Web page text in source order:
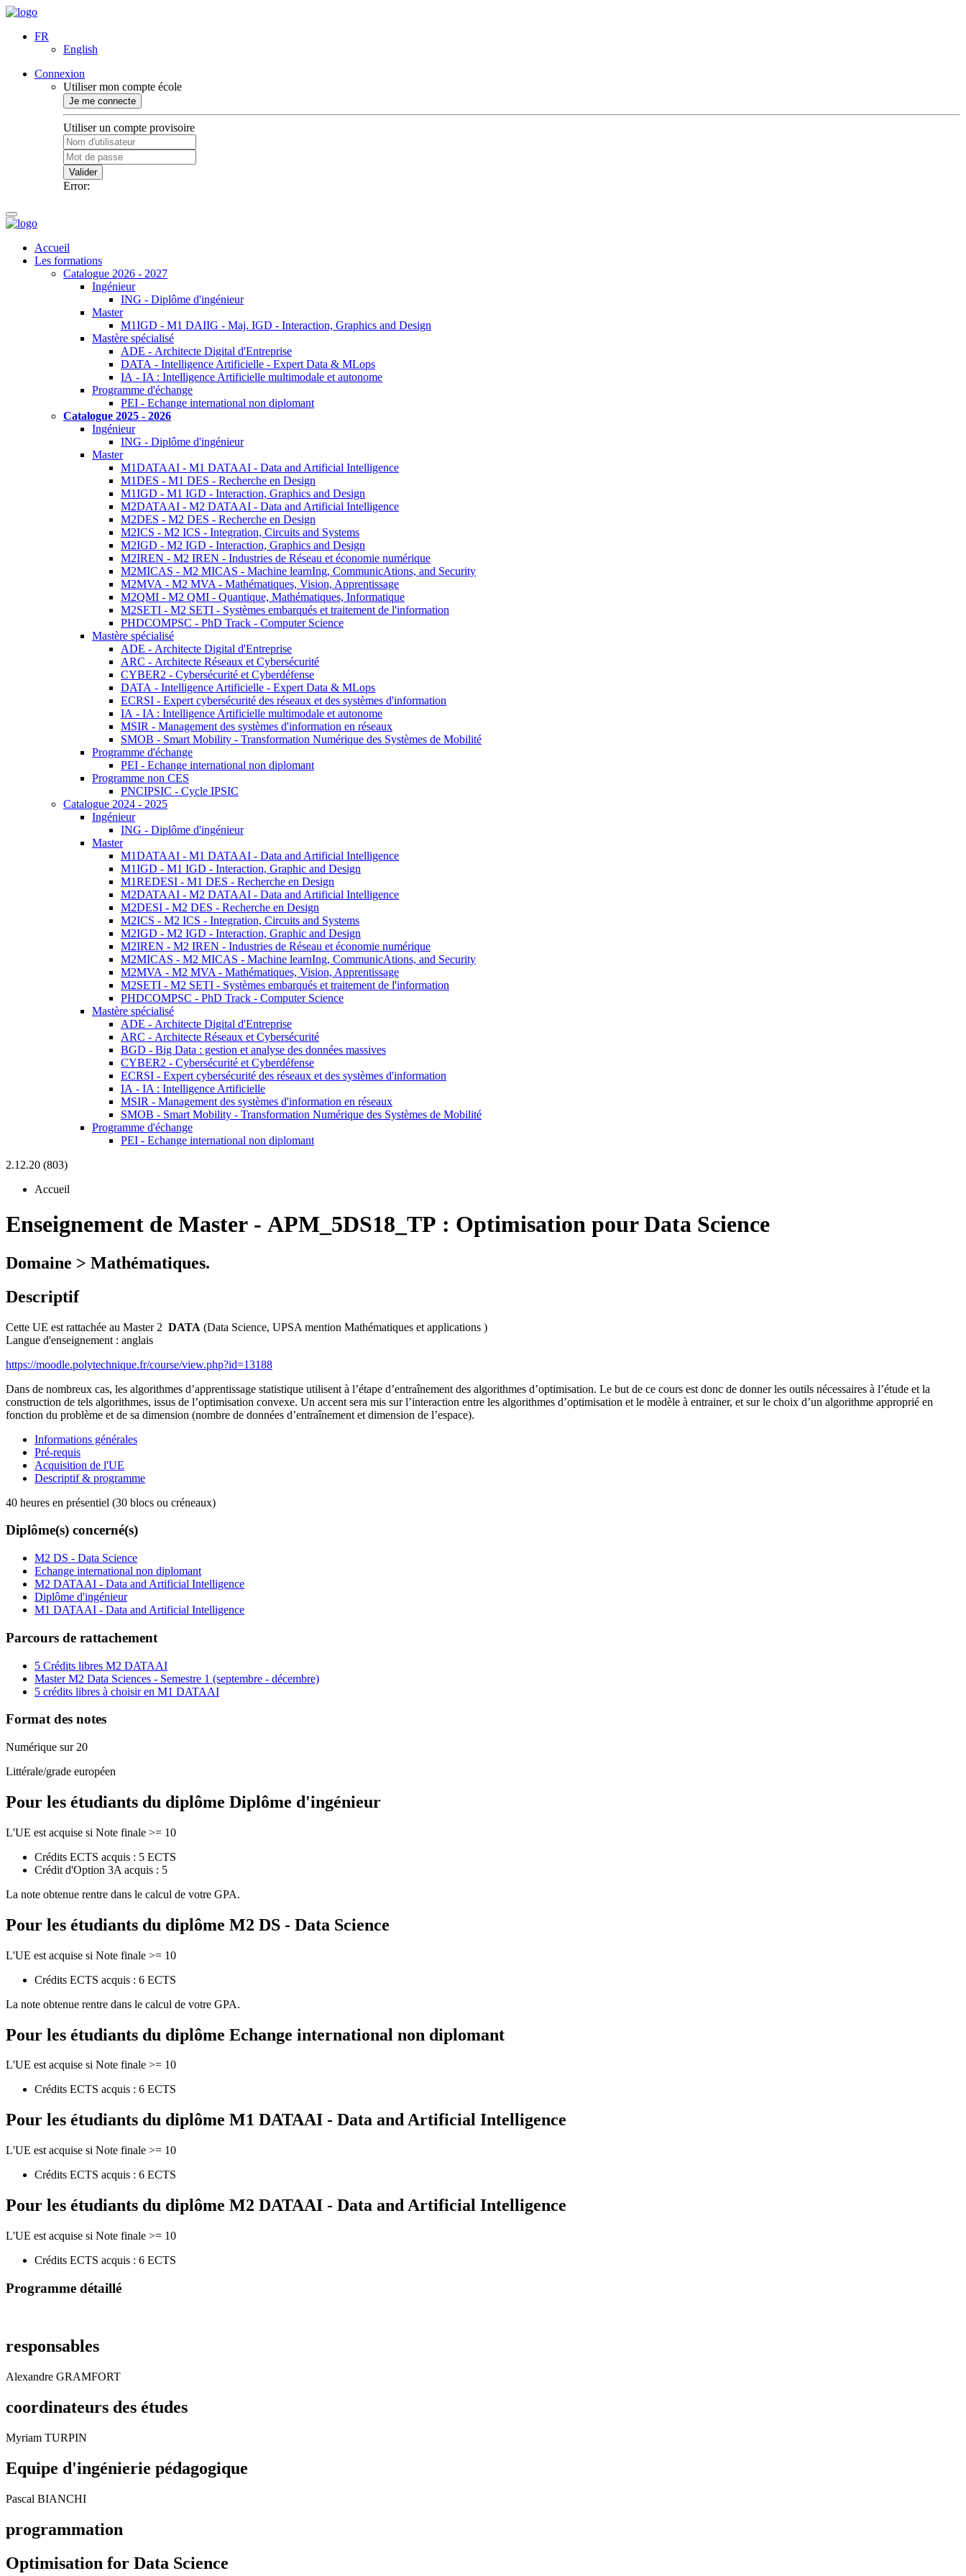
FR
English
Connexion
Utiliser mon compte école
Je me connecte
Utiliser un compte provisoire
Valider
Error:
Accueil
Les formations
Catalogue 2026 - 2027
Ingénieur
ING - Diplôme d'ingénieur
Master
M1IGD - M1 DAIIG - Maj. IGD - Interaction, Graphics and Design
Mastère spécialisé
ADE - Architecte Digital d'Entreprise
DATA - Intelligence Artificielle - Expert Data & MLops
IA - IA : Intelligence Artificielle multimodale et autonome
Programme d'échange
PEI - Echange international non diplomant
Catalogue 2025 - 2026
Ingénieur
ING - Diplôme d'ingénieur
Master
M1DATAAI - M1 DATAAI - Data and Artificial Intelligence
M1DES - M1 DES - Recherche en Design
M1IGD - M1 IGD - Interaction, Graphics and Design
M2DATAAI - M2 DATAAI - Data and Artificial Intelligence
M2DES - M2 DES - Recherche en Design
M2ICS - M2 ICS - Integration, Circuits and Systems
M2IGD - M2 IGD - Interaction, Graphics and Design
M2IREN - M2 IREN - Industries de Réseau et économie numérique
M2MICAS - M2 MICAS - Machine learnIng, CommunicAtions, and Security
M2MVA - M2 MVA - Mathématiques, Vision, Apprentissage
M2QMI - M2 QMI - Quantique, Mathématiques, Informatique
M2SETI - M2 SETI - Systèmes embarqués et traitement de l'information
PHDCOMPSC - PhD Track - Computer Science
Mastère spécialisé
ADE - Architecte Digital d'Entreprise
ARC - Architecte Réseaux et Cybersécurité
CYBER2 - Cybersécurité et Cyberdéfense
DATA - Intelligence Artificielle - Expert Data & MLops
ECRSI - Expert cybersécurité des réseaux et des systèmes d'information
IA - IA : Intelligence Artificielle multimodale et autonome
MSIR - Management des systèmes d'information en réseaux
SMOB - Smart Mobility - Transformation Numérique des Systèmes de Mobilité
Programme d'échange
PEI - Echange international non diplomant
Programme non CES
PNCIPSIC - Cycle IPSIC
Catalogue 2024 - 2025
Ingénieur
ING - Diplôme d'ingénieur
Master
M1DATAAI - M1 DATAAI - Data and Artificial Intelligence
M1IGD - M1 IGD - Interaction, Graphic and Design
M1REDESI - M1 DES - Recherche en Design
M2DATAAI - M2 DATAAI - Data and Artificial Intelligence
M2DESI - M2 DES - Recherche en Design
M2ICS - M2 ICS - Integration, Circuits and Systems
M2IGD - M2 IGD - Interaction, Graphic and Design
M2IREN - M2 IREN - Industries de Réseau et économie numérique
M2MICAS - M2 MICAS - Machine learnIng, CommunicAtions, and Security
M2MVA - M2 MVA - Mathématiques, Vision, Apprentissage
M2SETI - M2 SETI - Systèmes embarqués et traitement de l'information
PHDCOMPSC - PhD Track - Computer Science
Mastère spécialisé
ADE - Architecte Digital d'Entreprise
ARC - Architecte Réseaux et Cybersécurité
BGD - Big Data : gestion et analyse des données massives
CYBER2 - Cybersécurité et Cyberdéfense
ECRSI - Expert cybersécurité des réseaux et des systèmes d'information
IA - IA : Intelligence Artificielle
MSIR - Management des systèmes d'information en réseaux
SMOB - Smart Mobility - Transformation Numérique des Systèmes de Mobilité
Programme d'échange
PEI - Echange international non diplomant
2.12.20 (803)
Accueil
Enseignement de Master - APM_5DS18_TP : Optimisation pour Data Science
Domaine > Mathématiques.
Descriptif
Cette UE est rattachée au Master 2 DATA (Data Science, UPSA mention Mathématiques et applications )
Langue d'enseignement : anglais
https://moodle.polytechnique.fr/course/view.php?id=13188
Dans de nombreux cas, les algorithmes d’apprentissage statistique utilisent à l’étape d’entraînement des algorithmes d’optimisation. Le but de ce cours est donc de donner les outils nécessaires à l’étude et la
construction de tels algorithmes, issus de l’optimisation convexe. Un accent sera mis sur l’interaction entre les algorithmes d’optimisation et le modèle à entrainer, et sur le choix d’un algorithme approprié en
fonction du problème et de sa dimension (nombre de données d’entraînement et dimension de l’espace).
Informations générales
Pré-requis
Acquisition de l'UE
Descriptif & programme
40 heures en présentiel (30 blocs ou créneaux)
Diplôme(s) concerné(s)
M2 DS - Data Science
Echange international non diplomant
M2 DATAAI - Data and Artificial Intelligence
Diplôme d'ingénieur
M1 DATAAI - Data and Artificial Intelligence
Parcours de rattachement
5 Crédits libres M2 DATAAI
Master M2 Data Sciences - Semestre 1 (septembre - décembre)
5 crédits libres à choisir en M1 DATAAI
Format des notes
Numérique sur 20
Littérale/grade européen
Pour les étudiants du diplôme Diplôme d'ingénieur
L'UE est acquise si Note finale >= 10
Crédits ECTS acquis : 5 ECTS
Crédit d'Option 3A acquis : 5
La note obtenue rentre dans le calcul de votre GPA.
Pour les étudiants du diplôme M2 DS - Data Science
L'UE est acquise si Note finale >= 10
Crédits ECTS acquis : 6 ECTS
La note obtenue rentre dans le calcul de votre GPA.
Pour les étudiants du diplôme Echange international non diplomant
L'UE est acquise si Note finale >= 10
Crédits ECTS acquis : 6 ECTS
Pour les étudiants du diplôme M1 DATAAI - Data and Artificial Intelligence
L'UE est acquise si Note finale >= 10
Crédits ECTS acquis : 6 ECTS
Pour les étudiants du diplôme M2 DATAAI - Data and Artificial Intelligence
L'UE est acquise si Note finale >= 10
Crédits ECTS acquis : 6 ECTS
Programme détaillé
responsables
Alexandre GRAMFORT
coordinateurs des études
Myriam TURPIN
Equipe d'ingénierie pédagogique
Pascal BIANCHI
programmation
Optimisation for Data Science